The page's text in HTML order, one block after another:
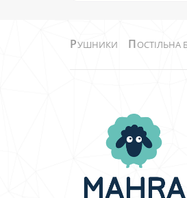
РУШНИКИ ПОСТІЛЬНА